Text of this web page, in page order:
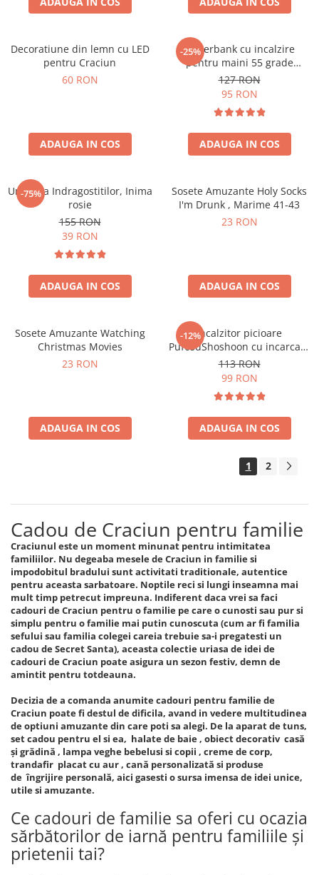
Decoratiune din lemn cu LED
pentru Craciun
60 RON
ADAUGA IN COS
-25%
Powerbank cu incalzire
pentru maini 55 grade
Bucuria frigurosilor
10000mAh
127 RON
95 RON
ADAUGA IN COS
-75%
Umbrela Indragostitilor, Inima
rosie
155 RON
39 RON
ADAUGA IN COS
Sosete Amuzante Holy Socks
I'm Drunk , Marime 41-43
23 RON
ADAUGA IN COS
Sosete Amuzante Watching
Christmas Movies
23 RON
ADAUGA IN COS
-12%Incalzitor picioare
PufosuShoshoon cu incarcare
USB
113 RON
99 RON
ADAUGA IN COS
1 2
Cadou de Craciun pentru familie
Craciunul este un moment minunat pentru intimitatea
familiilor. Nu degeaba mesele de Craciun in familie si
impodobitul bradului sunt activitati traditionale, autentice
pentru aceasta sarbatoare. Noptile reci si lungi inseamna mai
mult timp petrecut impreuna. Indiferent daca vrei sa faci
cadouri de Craciun pentru o familie pe care o cunosti sau pur si
simplu pentru o familie mai putin cunoscuta (cum ar fi familia
sefului sau familia colegei careia trebuie sa-i pregatesti un
cadou de Secret Santa), aceasta colectie uriasa de idei de
cadouri de Craciun poate asigura un sezon festiv, demn de
amintit pentru totdeauna.
Decizia de a comanda anumite cadouri pentru familie de
Craciun poate fi destul de dificila, avand in vedere multitudinea
de optiuni amuzante din care poti sa alegi. De la aparat de tuns,
set cadou pentru el si ea, halate de baie , obiect decorativ casă
și grădină , lampa veghe bebelusi si copii , creme de corp,
trandafir placat cu aur , cană personalizată si produse
de îngrijire personală, aici gasesti o sursa imensa de idei unice,
utile si amuzante.
Ce cadouri de familie sa oferi cu ocazia
sărbătorilor de iarnă pentru familiile și
prietenii tai?